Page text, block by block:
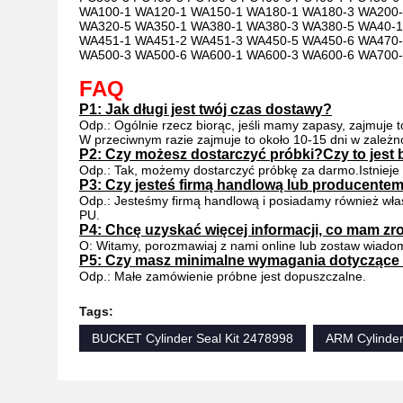
WA100-1 WA120-1 WA150-1 WA180-1 WA180-3
WA320-5 WA350-1 WA380-1 WA380-3 WA380-5 WA40-1
WA451-1 WA451-2 WA451-3 WA450-5 WA450-6
WA500-3 WA500-6 WA600-1 WA600-3 WA600-6
FAQ
P1: Jak długi jest twój czas dostawy?
Odp.: Ogólnie rzecz biorąc, jeśli mamy zapasy, zajmuje
W przeciwnym razie zajmuje to około 10-15 dni w
P2: Czy możesz dostarczyć próbki?Czy to jest
Odp.: Tak, możemy dostarczyć próbkę za
P3: Czy jesteś firmą handlową lub
Odp.: Jesteśmy firmą handlową i posiadamy również
PU.
P4: Chcę uzyskać więcej informacji, co mam
O: Witamy, porozmawiaj z nami online lub zostaw
P5: Czy masz minimalne wymagania
Odp.: Małe zamówienie próbne jest dopuszczalne.
Tags:
BUCKET Cylinder Seal Kit 2478998
ARM